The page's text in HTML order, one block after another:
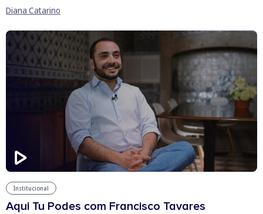
Diana Catarino
Institucional
Aqui Tu Podes com Francisco Tavares